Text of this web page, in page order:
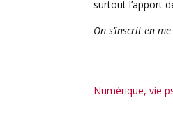
surtout l’apport
On s’inscrit en
Numérique, vie